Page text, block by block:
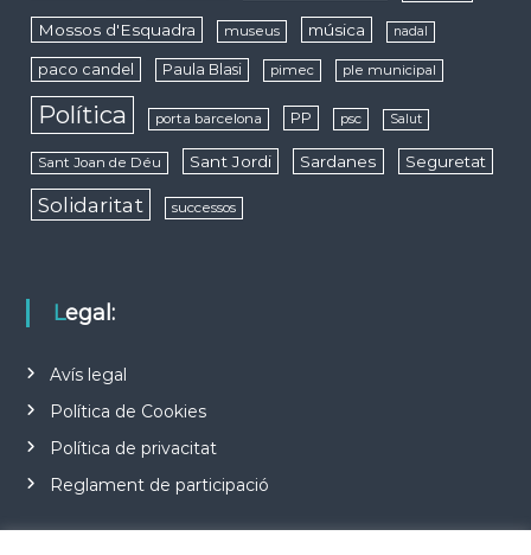
Mossos d'Esquadra museus música nadal
paco candel Paula Blasi pimec ple municipal
Política porta barcelona PP psc Salut
Sant Joan de Déu Sant Jordi Sardanes Seguretat
Solidaritat successos
Legal:
Avís legal
Política de Cookies
Política de privacitat
Reglament de participació